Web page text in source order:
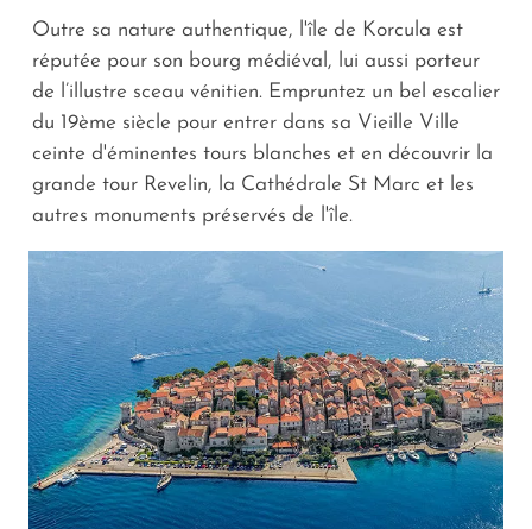
Outre sa nature authentique, l'île de Korcula est
réputée pour son bourg médiéval, lui aussi porteur
de l’illustre sceau vénitien. Empruntez un bel escalier
du 19ème siècle pour entrer dans sa Vieille Ville
ceinte d'éminentes tours blanches et en découvrir la
grande tour Revelin, la Cathédrale St Marc et les
autres monuments préservés de l'île.